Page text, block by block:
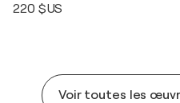
220 $US
Voir toutes les